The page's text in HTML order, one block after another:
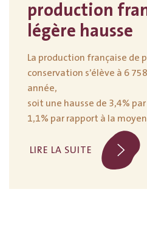
production
légère hausse
La production française de
conservation s’élève à 6
année,
soit une hausse de 3,4%
1,1% par rapport à la
LIRE LA SUITE